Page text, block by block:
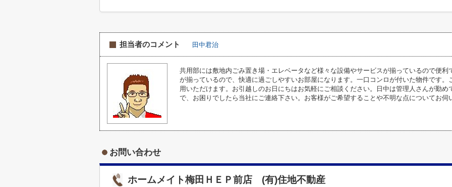
担当者のコメント 田中君治
共用部には敷地内ごみ置き場・エレベータなど様々な設備やサービスが揃っているので便利
が揃っているので、快適に過ごしやすいお部屋になります。一口コンロが付いた物件です
用いただけます。お引越しのお日にちはお気軽にご相談ください。日中は管理人さんが勤
で、お困りでしたら当社にご連絡下さい。お客様がご希望することや不明な点についてお伺
お問い合わせ
ホームメイト梅田ＨＥＰ前店 (有)住地不動産